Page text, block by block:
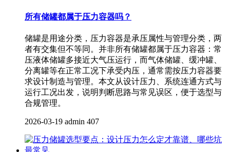
所有储罐都属于压力容器吗？
储罐是用途分类，压力容器是承压属性与管理分类，两
者有交集但不等同。并非所有储罐都属于压力容器：常
压液体储罐多接近大气压运行，而气体储罐、缓冲罐、
分离罐等在正常工况下承受内压，通常需按压力容器要
求设计制造与管理。本文从设计压力、系统连通方式与
运行工况出发，说明判断思路与常见误区，便于选型与
合规管理。
2026-03-19 admin 407